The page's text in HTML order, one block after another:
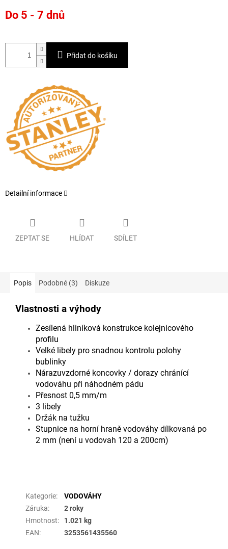
cena:
Do 5 - 7 dnů
Přidat do košíku
Detailní informace
ZEPTAT SE HLÍDAT SDÍLET
Popis Podobné (3) Diskuze
Vlastnosti a výhody
Zesílená hliníková konstrukce kolejnicového
profilu
Velké libely pro snadnou kontrolu polohy
bublinky
Nárazuvzdorné koncovky / dorazy chránící
vodováhu při náhodném pádu
Přesnost 0,5 mm/m
3 libely
Držák na tužku
Stupnice na horní hraně vodováhy dílkovaná po
2 mm (není u vodovah 120 a 200cm)
Kategorie:
VODOVÁHY
Záruka:
2 roky
Hmotnost:
1.021 kg
EAN: 3253561435560